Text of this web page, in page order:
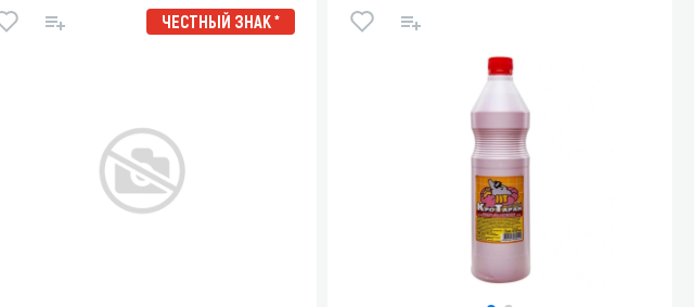
Средства для очистки оборудования и грилей
Средства для очистки полов и стен в санузлах
ЧЕСТНЫЙ ЗНАК *